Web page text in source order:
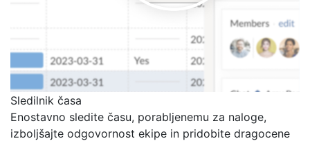
Sledilnik časa
Enostavno sledite času, porabljenemu za naloge,
izboljšajte odgovornost ekipe in pridobite dragocene